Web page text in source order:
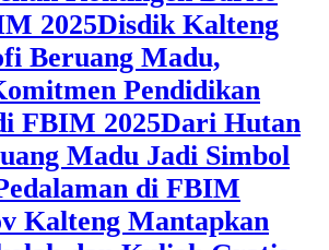
2025Disdik Kalteng
Beruang Madu,
Pendidikan
FBIM 2025‎Dari Hutan
Madu Jadi Simbol
di FBIM
Kalteng Mantapkan